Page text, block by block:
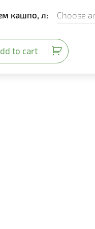
кашпо, л
to cart